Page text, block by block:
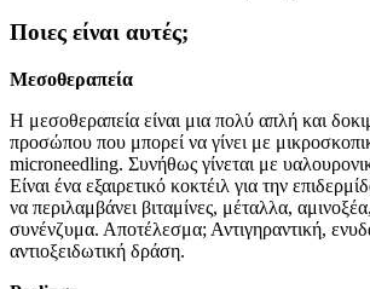
Ποιες είναι αυτές;
Μεσοθεραπεία
Η μεσοθεραπεία είναι μια πολύ απλή και
προσώπου που μπορεί να γίνει με
microneedling. Συνήθως γίνεται με
Είναι ένα εξαιρετικό κοκτέιλ για την
να περιλαμβάνει βιταμίνες, μέταλλα,
συνένζυμα. Αποτέλεσμα; Αντιγηραντική,
αντιοξειδωτική δράση.